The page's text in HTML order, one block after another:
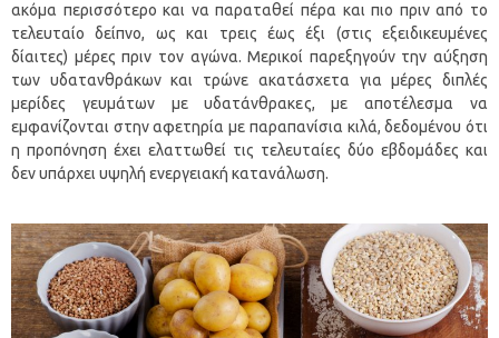
ακόμα περισσότερο και να παραταθεί πέρα και πιο πριν από το
τελευταίο δείπνο, ως και τρεις έως έξι (στις εξειδικευμένες
δίαιτες) μέρες πριν τον αγώνα. Μερικοί παρεξηγούν την αύξηση
των υδατανθράκων και τρώνε ακατάσχετα για μέρες διπλές
μερίδες γευμάτων με υδατάνθρακες, με αποτέλεσμα να
εμφανίζονται στην αφετηρία με παραπανίσια κιλά, δεδομένου ότι
η προπόνηση έχει ελαττωθεί τις τελευταίες δύο εβδομάδες και
δεν υπάρχει υψηλή ενεργειακή κατανάλωση.